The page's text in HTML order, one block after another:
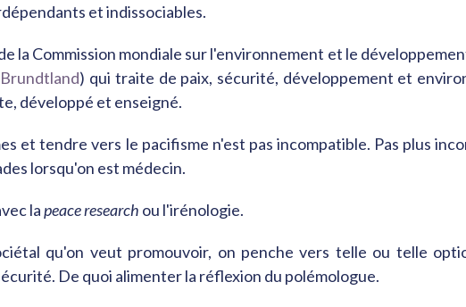
et indissociables.
la Commission mondiale sur l'environnement et le
) qui traite de paix, sécurité, développement et
développé et enseigné.
et tendre vers le pacifisme n'est pas incompatible. Pas plus
lorsqu'on est médecin.
lapeace research ou l'irénologie.
qu'on veut promouvoir, on penche vers telle ou telle
De quoi alimenter la réflexion du polémologue.